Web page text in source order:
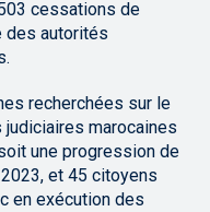
cessations de
des autorités
recherchées sur le
marocaines
une progression de
et 45 citoyens
en exécution des